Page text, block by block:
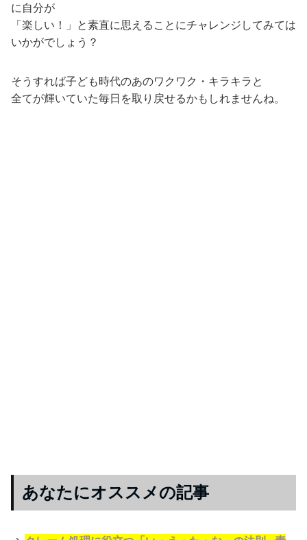
に自分が
「楽しい！」と素直に思えることにチャレンジしてみては
いかがでしょう？
そうすれば子ども時代のあのワクワク・キラキラと
全てが輝いていた毎日を取り戻せるかもしれませんね。
あなたにオススメの記事